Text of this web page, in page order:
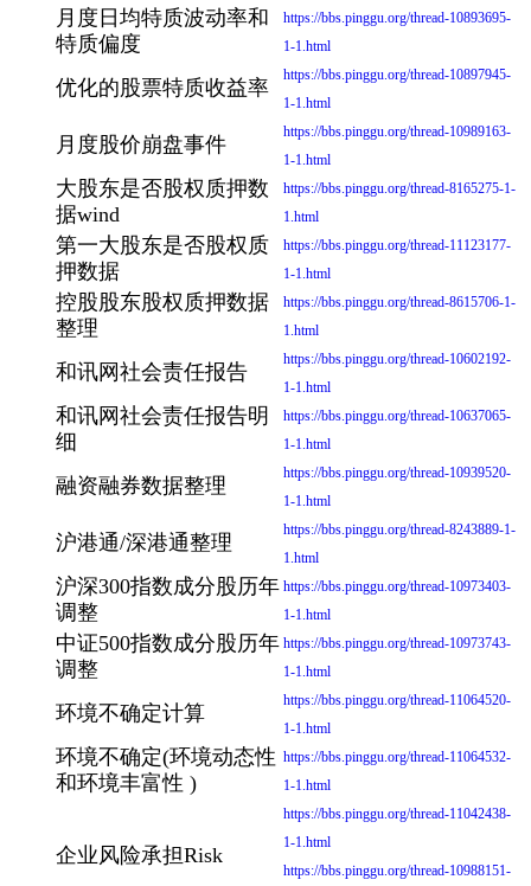
月度日均特质波动率和
特质偏度
https://bbs.pinggu.org/thread-10893695-
1-1.html
优化的股票特质收益率
https://bbs.pinggu.org/thread-10897945-
1-1.html
月度股价崩盘事件
https://bbs.pinggu.org/thread-10989163-
1-1.html
大股东是否股权质押数
据wind
https://bbs.pinggu.org/thread-8165275-1-
1.html
第一大股东是否股权质
押数据
https://bbs.pinggu.org/thread-11123177-
1-1.html
控股股东股权质押数据
整理
https://bbs.pinggu.org/thread-8615706-1-
1.html
和讯网社会责任报告
https://bbs.pinggu.org/thread-10602192-
1-1.html
和讯网社会责任报告明
细
https://bbs.pinggu.org/thread-10637065-
1-1.html
融资融券数据整理
https://bbs.pinggu.org/thread-10939520-
1-1.html
沪港通/深港通整理
https://bbs.pinggu.org/thread-8243889-1-
1.html
沪深300指数成分股历年
调整
https://bbs.pinggu.org/thread-10973403-
1-1.html
中证500指数成分股历年
调整
https://bbs.pinggu.org/thread-10973743-
1-1.html
环境不确定计算
https://bbs.pinggu.org/thread-11064520-
1-1.html
环境不确定(环境动态性
和环境丰富性 )
https://bbs.pinggu.org/thread-11064532-
1-1.html
企业风险承担Risk
https://bbs.pinggu.org/thread-11042438-
1-1.html
https://bbs.pinggu.org/thread-10988151-